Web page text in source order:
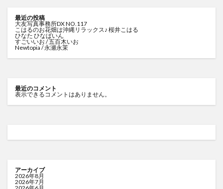
最近の投稿
大友写真事務所DX NO.117
こはるのお花畑は沖縄リラックス♪ 桜井こはる
ひなた ひなぱいん
すごいいお / 五百木いお
Newtopia / 永瀬永茉
最近のコメント
表示できるコメントはありません。
アーカイブ
2026年8月
2026年7月